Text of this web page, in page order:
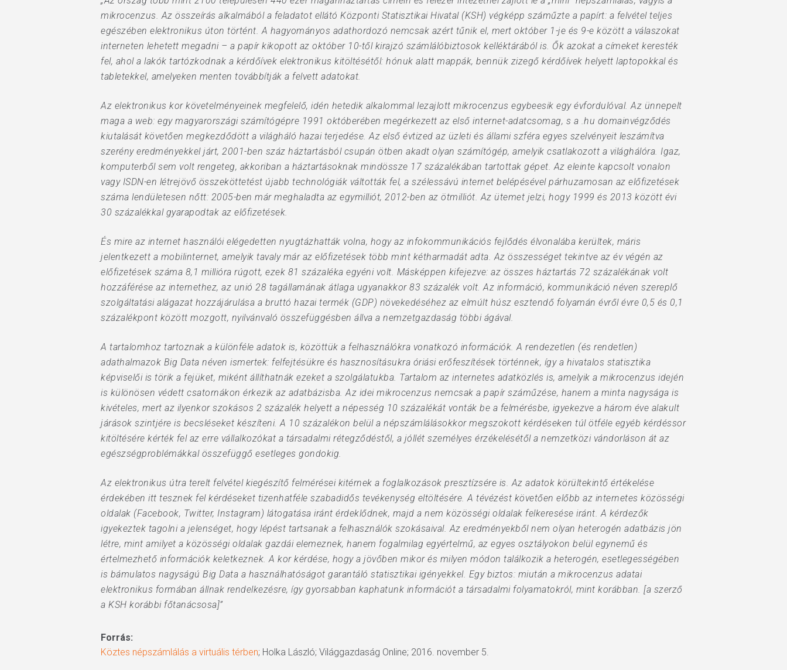
Hit enter to search or ESC to close
mikrocenzus. Az összeírás alkalmából a feladatot ellátó Központi Statisztikai Hivatal (KSH) végképp száműzte a papírt: a felvétel teljes
egészében elektronikus úton történt. A hagyományos adathordozó nemcsak azért tűnik el, mert október 1-je és 9-e között a válaszokat
interneten lehetett megadni – a papír kikopott az október 10-től kirajzó számlálóbiztosok kelléktárából is. Ők azokat a címeket keresték
fel, ahol a lakók tartózkodnak a kérdőívek elektronikus kitöltésétől: hónuk alatt mappák, bennük zizegő kérdőívek helyett laptopokkal és
tabletekkel, amelyeken menten továbbítják a felvett adatokat.
Az elektronikus kor követelményeinek megfelelő, idén hetedik alkalommal lezajlott mikrocenzus egybeesik egy évfordulóval. Az ünnepelt
maga a web: egy magyarországi számítógépre 1991 októberében megérkezett az első internet-adatcsomag, s a .hu domainvégződés
kiutalását követően megkezdődött a világháló hazai terjedése. Az első évtized az üzleti és állami szféra egyes szelvényeit leszámítva
szerény eredményekkel járt, 2001-ben száz háztartásból csupán ötben akadt olyan számítógép, amelyik csatlakozott a világhálóra. Igaz,
komputerből sem volt rengeteg, akkoriban a háztartásoknak mindössze 17 százalékában tartottak gépet. Az eleinte kapcsolt vonalon
vagy ISDN-en létrejövő összeköttetést újabb technológiák váltották fel, a szélessávú internet belépésével párhuzamosan az előfizetések
száma lendületesen nőtt: 2005-ben már meghaladta az egymilliót, 2012-ben az ötmilliót. Az ütemet jelzi, hogy 1999 és 2013 között évi
30 százalékkal gyarapodtak az előfizetések.
És mire az internet használói elégedetten nyugtázhatták volna, hogy az infokommunikációs fejlődés élvonalába kerültek, máris
jelentkezett a mobilinternet, amelyik tavaly már az előfizetések több mint kétharmadát adta. Az összességet tekintve az év végén az
előfizetések száma 8,1 millióra rúgott, ezek 81 százaléka egyéni volt. Másképpen kifejezve: az összes háztartás 72 százalékának volt
hozzáférése az internethez, az unió 28 tagállamának átlaga ugyanakkor 83 százalék volt. Az információ, kommunikáció néven szereplő
szolgáltatási alágazat hozzájárulása a bruttó hazai termék (GDP) növekedéséhez az elmúlt húsz esztendő folyamán évről évre 0,5 és 0,1
százalékpont között mozgott, nyilvánvaló összefüggésben állva a nemzetgazdaság többi ágával.
A tartalomhoz tartoznak a különféle adatok is, közöttük a felhasználókra vonatkozó információk. A rendezetlen (és rendetlen)
adathalmazok Big Data néven ismertek: felfejtésükre és hasznosításukra óriási erőfeszítések történnek, így a hivatalos statisztika
képviselői is törik a fejüket, miként állíthatnák ezeket a szolgálatukba. Tartalom az internetes adatközlés is, amelyik a mikrocenzus idején
is különösen védett csatornákon érkezik az adatbázisba. Az idei mikrocenzus nemcsak a papír száműzése, hanem a minta nagysága is
kivételes, mert az ilyenkor szokásos 2 százalék helyett a népesség 10 százalékát vonták be a felmérésbe, igyekezve a három éve alakult
járások szintjére is becsléseket készíteni. A 10 százalékon belül a népszámlálásokkor megszokott kérdéseken túl ötféle egyéb kérdéssor
kitöltésére kérték fel az erre vállalkozókat a társadalmi rétegződéstől, a jóllét személyes érzékelésétől a nemzetközi vándorláson át az
egészségproblémákkal összefüggő esetleges gondokig.
Az elektronikus útra terelt felvétel kiegészítő felmérései kitérnek a foglalkozások presztízsére is. Az adatok körültekintő értékelése
érdekében itt tesznek fel kérdéseket tizenhatféle szabadidős tevékenység eltöltésére. A tévézést követően előbb az internetes közösségi
oldalak (Facebook, Twitter, Instagram) látogatása iránt érdeklődnek, majd a nem közösségi oldalak felkeresése iránt. A kérdezők
igyekeztek tagolni a jelenséget, hogy lépést tartsanak a felhasználók szokásaival. Az eredményekből nem olyan heterogén adatbázis jön
létre, mint amilyet a közösségi oldalak gazdái elemeznek, hanem fogalmilag egyértelmű, az egyes osztályokon belül egynemű és
értelmezhető információk keletkeznek. A kor kérdése, hogy a jövőben mikor és milyen módon találkozik a heterogén, esetlegességében
is bámulatos nagyságú Big Data a használhatóságot garantáló statisztikai igényekkel. Egy biztos: miután a mikrocenzus adatai
elektronikus formában állnak rendelkezésre, így gyorsabban kaphatunk információt a társadalmi folyamatokról, mint korábban. [a szerző
a KSH korábbi főtanácsosa]”
Forrás:
Köztes népszámlálás a virtuális térben; Holka László; Világgazdaság Online; 2016. november 5.